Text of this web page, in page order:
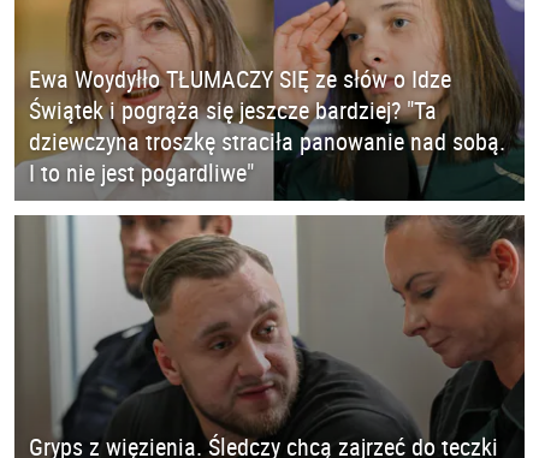
Ewa Woydyłło TŁUMACZY SIĘ ze słów o Idze
Świątek i pogrąża się jeszcze bardziej? "Ta
dziewczyna troszkę straciła panowanie nad sobą.
I to nie jest pogardliwe"
Gryps z więzienia. Śledczy chcą zajrzeć do teczki